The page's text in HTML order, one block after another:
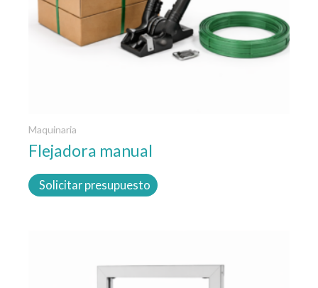
Maquinaria
Flejadora manual
Solicitar presupuesto